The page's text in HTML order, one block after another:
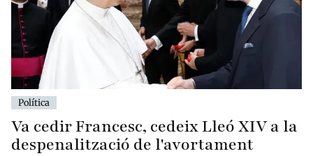
Política
Va cedir Francesc, cedeix Lleó XIV a la
despenalització de l'avortament